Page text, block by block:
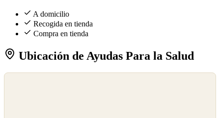
A domicilio
Recogida en tienda
Compra en tienda
Ubicación de Ayudas Para la Salud